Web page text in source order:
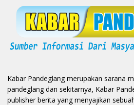
Kabar Pandeglang merupakan sarana
pandeglang dan sekitarnya, Kabar
publisher berita yang menyajikan